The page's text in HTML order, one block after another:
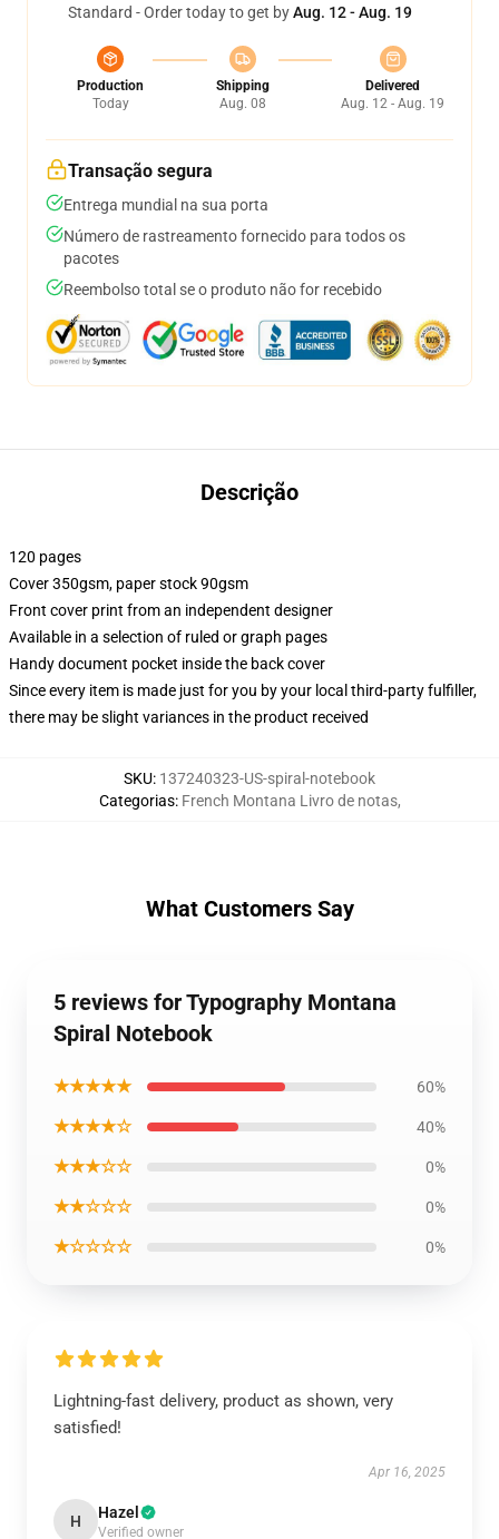
Standard - Order today to get byAug. 12 - Aug. 19
Production
Today
Shipping
Aug. 08
Delivered
Aug. 12 - Aug. 19
Transação segura
Entrega mundial na sua porta
Número de rastreamento fornecido para todos os
pacotes
Reembolso total se o produto não for recebido
Descrição
120 pages
Cover 350gsm, paper stock 90gsm
Front cover print from an independent designer
Available in a selection of ruled or graph pages
Handy document pocket inside the back cover
Since every item is made just for you by your local third-party fulfiller,
there may be slight variances in the product received
SKU: 137240323-US-spiral-notebook
Categorias: French Montana Livro de notas,
What Customers Say
5 reviews for Typography Montana
Spiral Notebook
★★★★★ 60%
★★★★☆ 40%
★★★☆☆ 0%
★★☆☆☆ 0%
★☆☆☆☆ 0%
Lightning-fast delivery, product as shown, very
satisfied!
Apr 16, 2025
H Hazel
Verified owner